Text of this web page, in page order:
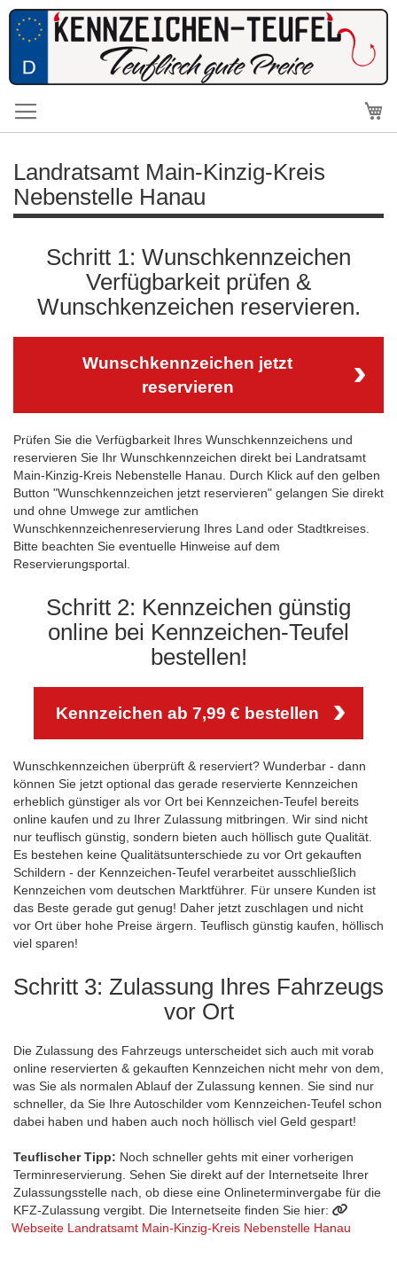
Landratsamt Main-Kinzig-Kreis
Nebenstelle Hanau
Schritt 1: Wunschkennzeichen
Verfügbarkeit prüfen &
Wunschkenzeichen reservieren.
Wunschkennzeichen jetzt
reservieren
Prüfen Sie die Verfügbarkeit Ihres Wunschkennzeichens und
reservieren Sie Ihr Wunschkennzeichen direkt bei Landratsamt
Main-Kinzig-Kreis Nebenstelle Hanau. Durch Klick auf den gelben
Button "Wunschkennzeichen jetzt reservieren" gelangen Sie direkt
und ohne Umwege zur amtlichen
Wunschkennzeichenreservierung Ihres Land oder Stadtkreises.
Bitte beachten Sie eventuelle Hinweise auf dem
Reservierungsportal.
Schritt 2: Kennzeichen günstig
online bei Kennzeichen-Teufel
bestellen!
Kennzeichen ab 7,99 € bestellen
Wunschkennzeichen überprüft & reserviert? Wunderbar - dann
können Sie jetzt optional das gerade reservierte Kennzeichen
erheblich günstiger als vor Ort bei Kennzeichen-Teufel bereits
online kaufen und zu Ihrer Zulassung mitbringen. Wir sind nicht
nur teuflisch günstig, sondern bieten auch höllisch gute Qualität.
Es bestehen keine Qualitätsunterschiede zu vor Ort gekauften
Schildern - der Kennzeichen-Teufel verarbeitet ausschließlich
Kennzeichen vom deutschen Marktführer. Für unsere Kunden ist
das Beste gerade gut genug! Daher jetzt zuschlagen und nicht
vor Ort über hohe Preise ärgern. Teuflisch günstig kaufen, höllisch
viel sparen!
Schritt 3: Zulassung Ihres Fahrzeugs
vor Ort
Die Zulassung des Fahrzeugs unterscheidet sich auch mit vorab
online reservierten & gekauften Kennzeichen nicht mehr von dem,
was Sie als normalen Ablauf der Zulassung kennen. Sie sind nur
schneller, da Sie Ihre Autoschilder vom Kennzeichen-Teufel schon
dabei haben und haben auch noch höllisch viel Geld gespart!
Teuflischer Tipp: Noch schneller gehts mit einer vorherigen
Terminreservierung. Sehen Sie direkt auf der Internetseite Ihrer
Zulassungsstelle nach, ob diese eine Onlineterminvergabe für die
KFZ-Zulassung vergibt. Die Internetseite finden Sie hier:
Webseite Landratsamt Main-Kinzig-Kreis Nebenstelle Hanau